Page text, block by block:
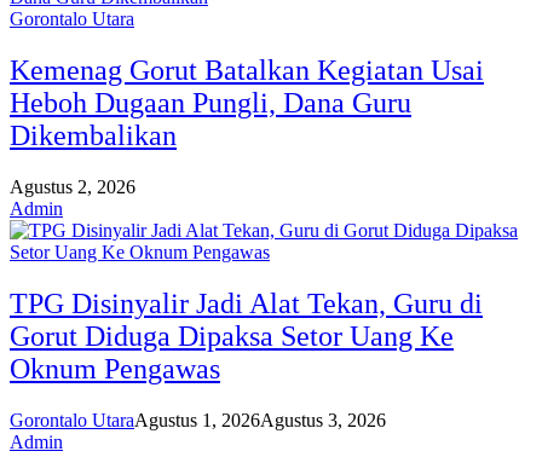
Gorontalo Utara
Kemenag Gorut Batalkan Kegiatan Usai
Heboh Dugaan Pungli, Dana Guru
Dikembalikan
Agustus 2, 2026
Admin
TPG Disinyalir Jadi Alat Tekan, Guru di
Gorut Diduga Dipaksa Setor Uang Ke
Oknum Pengawas
Gorontalo UtaraAgustus 1, 2026Agustus 3, 2026
Admin